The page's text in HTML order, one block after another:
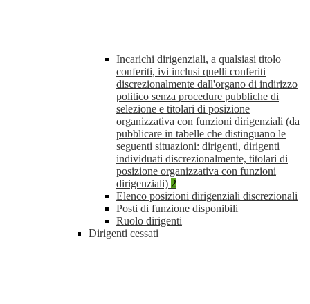
Incarichi dirigenziali, a qualsiasi titolo
conferiti, ivi inclusi quelli conferiti
discrezionalmente dall'organo di indirizzo
politico senza procedure pubbliche di
selezione e titolari di posizione
organizzativa con funzioni dirigenziali (da
pubblicare in tabelle che distinguano le
seguenti situazioni: dirigenti, dirigenti
individuati discrezionalmente, titolari di
posizione organizzativa con funzioni
dirigenziali) 2
Elenco posizioni dirigenziali discrezionali
Posti di funzione disponibili
Ruolo dirigenti
Dirigenti cessati